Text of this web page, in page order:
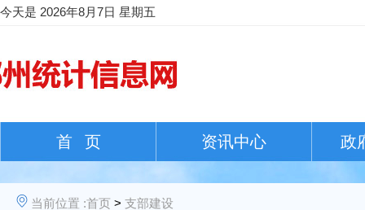
今天是 2026年8月7日 星期五
首 页 资讯中心 政
当前位置 :首页 > 支部建设